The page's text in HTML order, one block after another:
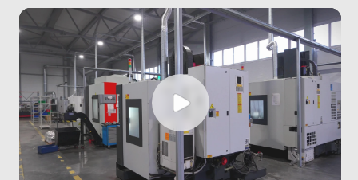
Выполнение срочных
заказов
Доставка по всей
России
Изготовление
изделий любой
Кооперация